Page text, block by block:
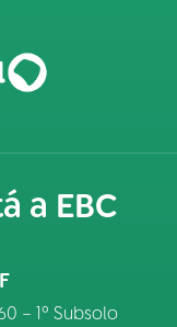
a EBC
– 1º Subsolo